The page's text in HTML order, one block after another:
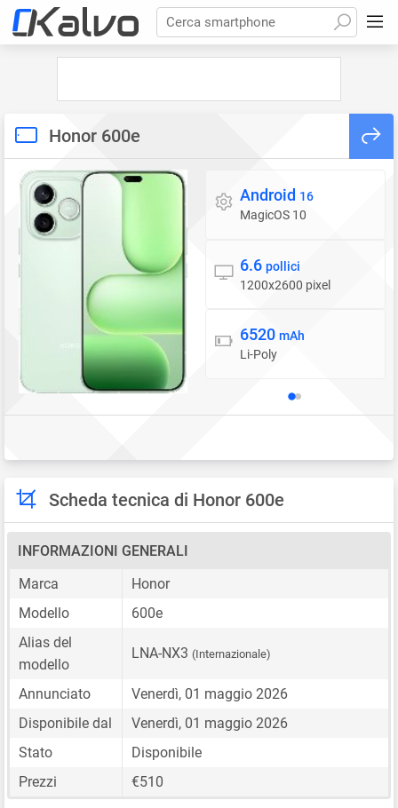
Cerca smartphone
Honor 600e
Sistema operativo
Android 16
MagicOS 10
Display
6.6 pollici
1200x2600 pixel
Batteria
6520 mAh
Li-Poly
Scheda tecnica di Honor 600e
INFORMAZIONI GENERALI
Marca
Honor
Modello
600e
Alias del
modello
LNA-NX3 (Internazionale)
Annunciato
Venerdì, 01 maggio 2026
Disponibile dal
Venerdì, 01 maggio 2026
Stato
Disponibile
Prezzi
€510